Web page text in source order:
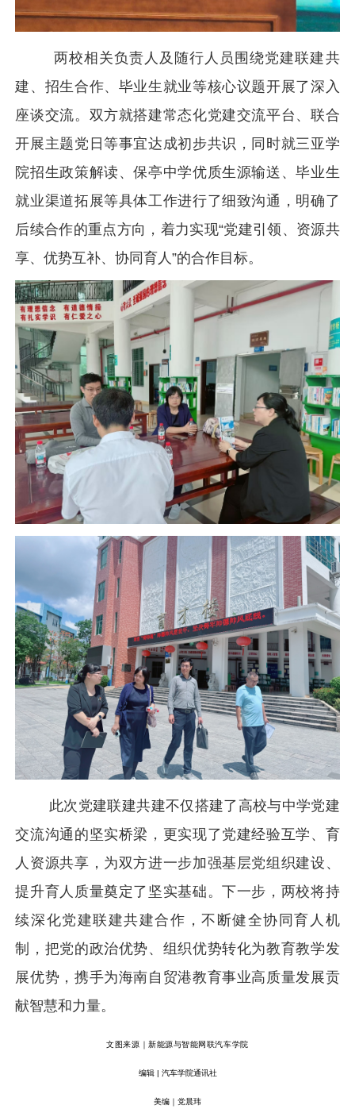
两校相关负责人及随行人员围绕党建联建共
建、招生合作、毕业生就业等核心议题开展了深入
座谈交流。双方就搭建常态化党建交流平台、联合
开展主题党日等事宜达成初步共识，同时就三亚学
院招生政策解读、保亭中学优质生源输送、毕业生
就业渠道拓展等具体工作进行了细致沟通，明确了
后续合作的重点方向，着力实现“党建引领、资源共
享、优势互补、协同育人”的合作目标。
此次党建联建共建不仅搭建了高校与中学党建
交流沟通的坚实桥梁，更实现了党建经验互学、育
人资源共享，为双方进一步加强基层党组织建设、
提升育人质量奠定了坚实基础。下一步，两校将持
续深化党建联建共建合作，不断健全协同育人机
制，把党的政治优势、组织优势转化为教育教学发
展优势，携手为海南自贸港教育事业高质量发展贡
献智慧和力量。
文图来源｜新能源与智能网联汽车学院
编辑 | 汽车学院通讯社
美编｜党晨玮